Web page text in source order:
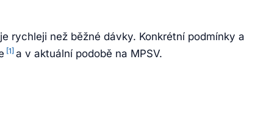
rychleji než běžné dávky. Konkrétní podmínky a
[1] a v aktuální podobě na MPSV.